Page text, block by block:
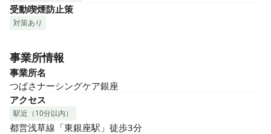
受動喫煙防止策
対策あり
事業所情報
事業所名
つばさナーシングケア銀座
アクセス
駅近（10分以内）
都営浅草線「東銀座駅」徒歩3分